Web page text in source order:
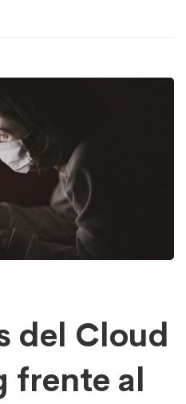
del Cloud
frente al